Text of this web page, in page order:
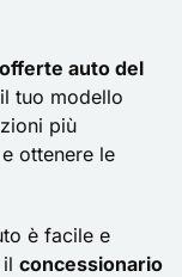
offerte auto del
tuo modello
più
ottenere le
è facile e
concessionario